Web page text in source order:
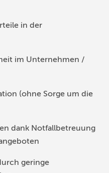
in der
im Unternehmen /
(ohne Sorge um die
dank Notfallbetreuung
geringe